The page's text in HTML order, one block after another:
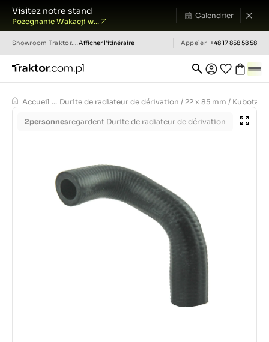
Visitez notre stand
Pożegnanie Wakacji w...
Calendrier
Showroom Traktor.com.pl Afficher l'itinéraire Appeler +48 17 858 58 58
Accueil ... Durite de radiateur de dérivation / 22 x 85 mm / Kubota
2personnesregardent Durite de radiateur de dérivation